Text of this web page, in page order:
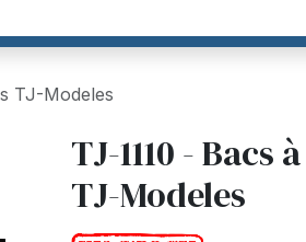
TJ-Modeles
TJ-1110 -
TJ-Modeles